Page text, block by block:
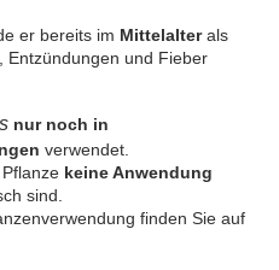
er bereits im Mittelalterals
Entzündungen und Fieber
nur noch in
verwendet.
keine Anwendung
sind.
finden Sie auf